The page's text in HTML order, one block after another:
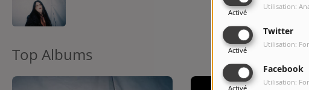
Activé
Utilisation:
Twitter
Activé
Utilisation:
Facebook
Activé
Utilisation:
Top Albums